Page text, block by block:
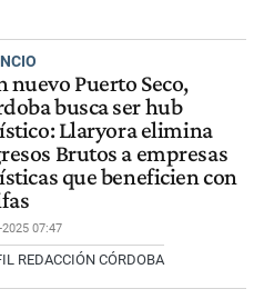
nuevo Puerto Seco,
busca ser hub
Llaryora elimina
Brutos a empresas
que beneficien con
2025 07:47
REDACCIÓN CÓRDOBA